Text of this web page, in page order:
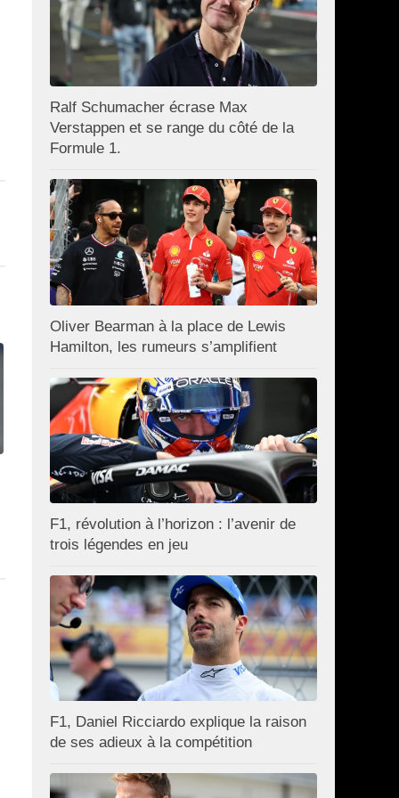
Ralf Schumacher écrase Max
Verstappen et se range du côté de la
Formule 1.
Oliver Bearman à la place de Lewis
Hamilton, les rumeurs s’amplifient
F1, révolution à l’horizon : l’avenir de
trois légendes en jeu
F1, Daniel Ricciardo explique la raison
de ses adieux à la compétition